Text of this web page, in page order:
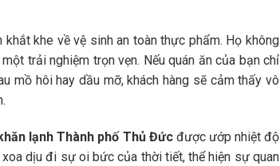
khắt khe về vệ sinh an toàn thực phẩm. Họ không
trải nghiệm trọn vẹn. Nếu quán ăn của bạn chỉ
mồ hôi hay dầu mỡ, khách hàng sẽ cảm thấy vô
lạnh Thành phố Thủ Đứcđược ướp nhiệt độ
dịu đi sự oi bức của thời tiết, thể hiện sự quan